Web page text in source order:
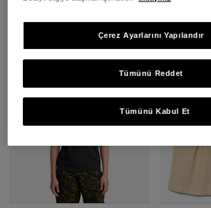
SEPETE EKLE
Tümünü Reddet
Tümünü Kabul Et
Çerez Ayarlarını Yapılandır